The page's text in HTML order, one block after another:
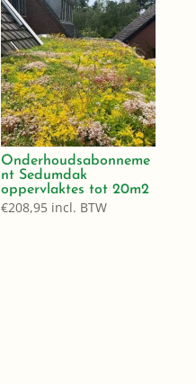
Onderhoudsabonneme
nt Sedumdak
oppervlaktes tot 20m2
€208,95 incl. BTW